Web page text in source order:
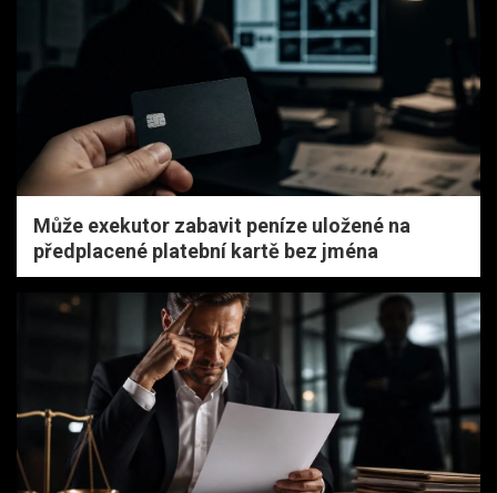
Může exekutor zabavit peníze uložené na
předplacené platební kartě bez jména